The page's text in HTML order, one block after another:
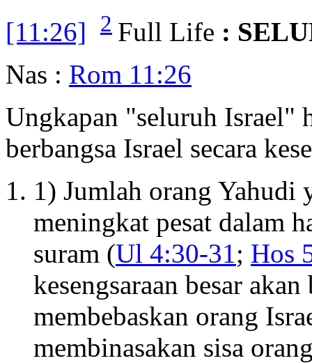
[11:26]
2 Full Life :
Nas : Rom 11:26
Ungkapan "seluruh Israel"
berbangsa Israel secara
1) Jumlah orang Yahudi
meningkat pesat dalam
suram (Ul 4:30-31; Hos
kesengsaraan besar
membebaskan orang
membinasakan sisa